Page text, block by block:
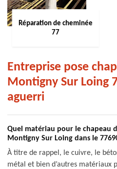
Réparation de cheminée
77
Entreprise pose
Montigny Sur Loing
aguerri
Quel matériau pour le chapeau
Montigny Sur Loing dans le
À titre de rappel, le cuivre, le
métal et bien d’autres matériaux